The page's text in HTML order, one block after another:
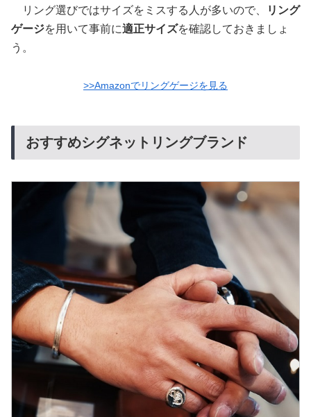
リング選びではサイズをミスする人が多いので、
リング
ゲージを用いて事前に適正サイズを確認しておきましょ
う。
>>Amazonでリングゲージを見る
おすすめシグネットリングブランド